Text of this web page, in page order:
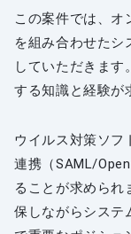
この案件では、オ
を組み合わせたシ
していただきま
する知識と経験が
ウイルス対策ソフ
連携（SAML/
ることが求められ
保しながらシステ